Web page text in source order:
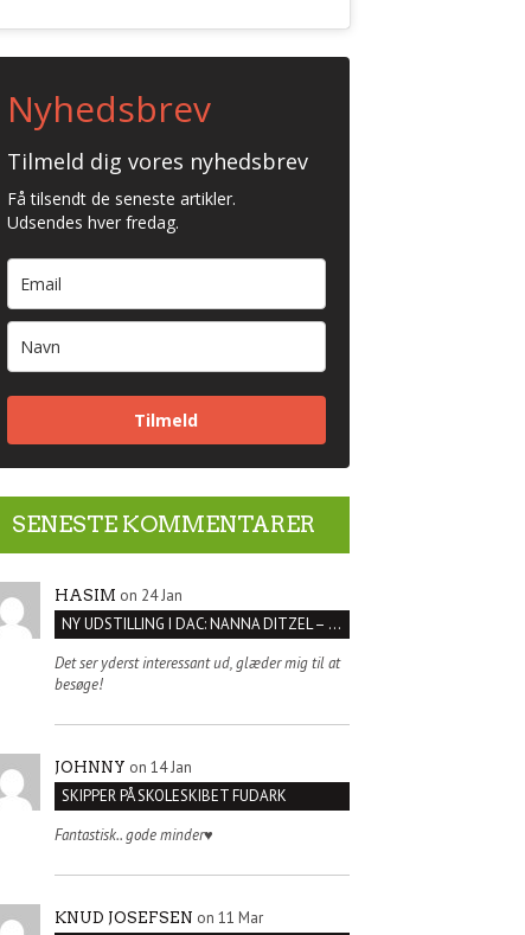
Nyhedsbrev
Tilmeld dig vores nyhedsbrev
Få tilsendt de seneste artikler.
Udsendes hver fredag.
Tilmeld
SENESTE KOMMENTARER
HASIM on 24 Jan
NY UDSTILLING I DAC: NANNA DITZEL – SÆT KROPPEN FRI
Det ser yderst interessant ud, glæder mig til at
besøge!
JOHNNY on 14 Jan
SKIPPER PÅ SKOLESKIBET FUDARK
Fantastisk.. gode minder♥️
KNUD JOSEFSEN on 11 Mar